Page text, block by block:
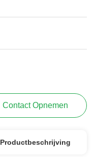
Contact Opnemen
Productbeschrijving